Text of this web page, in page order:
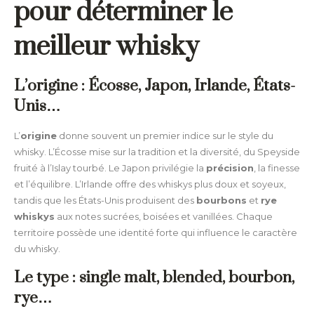
pour déterminer le
meilleur whisky
L’origine : Écosse, Japon, Irlande, États-
Unis…
L’origine donne souvent un premier indice sur le style du
whisky. L’Écosse mise sur la tradition et la diversité, du Speyside
fruité à l’Islay tourbé. Le Japon privilégie la précision , la finesse
et l’équilibre. L’Irlande offre des whiskys plus doux et soyeux,
tandis que les États-Unis produisent des bourbons et rye
whiskys aux notes sucrées, boisées et vanillées. Chaque
territoire possède une identité forte qui influence le caractère
du whisky.
Le type : single malt, blended, bourbon,
rye…